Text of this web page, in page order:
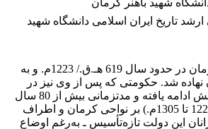
شهید باهنر کرمان
تاریخ ایران اسلامی دانشگاه شهید
حکومت قراختاییان کرمان در حدود سال 619 هـ.ق./ 1223م. و به
شد. حکومتی که پس از وی نیز در
میان فرزندان و نوادگانش ادامه یافته و مدت­زمانی بیش از 80 سال
(از 619 تا 704 هـ.ق. / 1223 تا 1305م.) بر نواحی کرمان و اطراف
این دولت تازه‌تأسیس ـ به‌رغم اوضاع